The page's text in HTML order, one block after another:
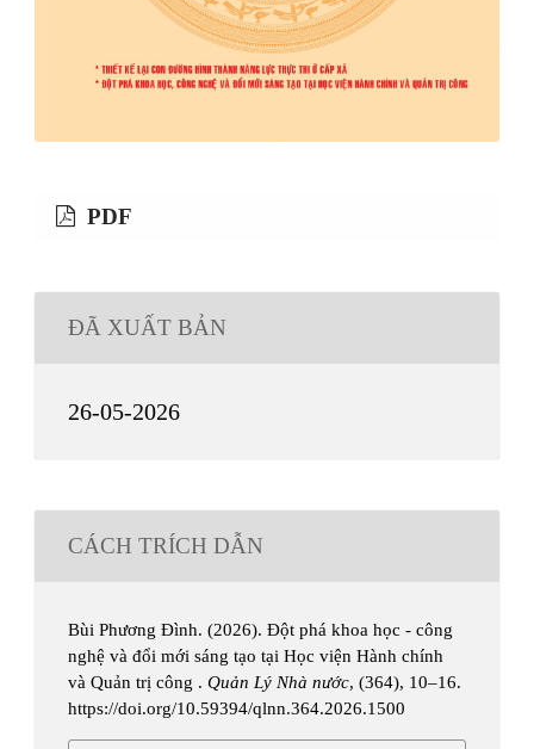
PDF
ĐÃ XUẤT BẢN
26-05-2026
CÁCH TRÍCH DẪN
Bùi Phương Đình. (2026). Đột phá khoa học - công
nghệ và đổi mới sáng tạo tại Học viện Hành chính
và Quản trị công .Quản Lý Nhà nước, (364), 10–16.
https://doi.org/10.59394/qlnn.364.2026.1500